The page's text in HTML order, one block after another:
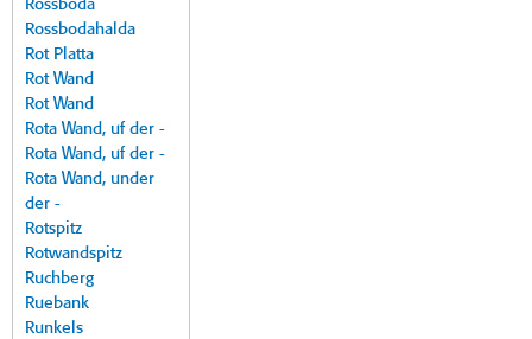
Rossboda
Rossbodahalda
Rot Platta
Rot Wand
Rot Wand
Rota Wand, uf der -
Rota Wand, uf der -
Rota Wand, under
der -
Rotspitz
Rotwandspitz
Ruchberg
Ruebank
Runkels